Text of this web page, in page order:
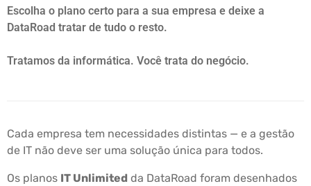
Escolha o plano certo para a sua empresa e deixe a
DataRoad tratar de tudo o resto.
Tratamos da informática. Você trata do negócio.
Cada empresa tem necessidades distintas — e a gestão
de IT não deve ser uma solução única para todos.
Os planos IT Unlimited da DataRoad foram desenhados